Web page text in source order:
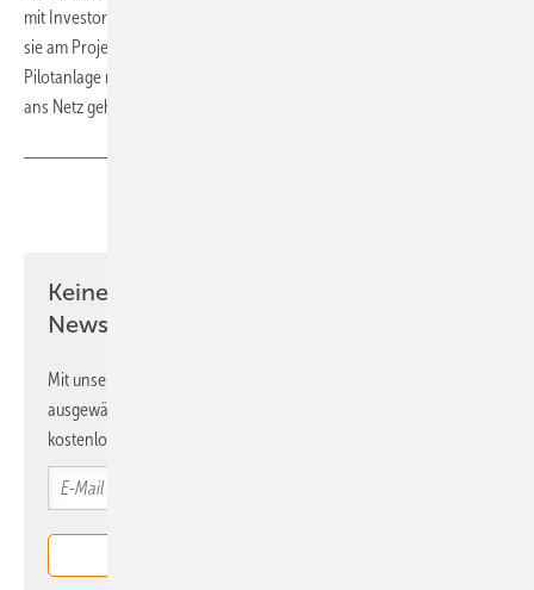
mit Investoren haben begonnen, heißt es aus Rostock. Zuerst seien
sie am Projektgeschäft interessiert, weshalb eine vorgestellte
Pilotanlage mit sieben Megawatt womöglich nicht wie geplant 2025
ans Netz gehen wird.
Keine Zeit? Kein Problem mit dem ERE
Newsletter!
Mit unserem Newsletter erhalten Sie regelmäßig von uns
ausgewählte Informationen und Neuigkeiten, gebündelt und
kostenlos direkt ins Postfach.